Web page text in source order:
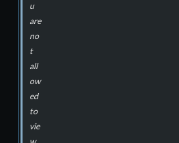
u
are
no
t
all
ow
ed
to
vie